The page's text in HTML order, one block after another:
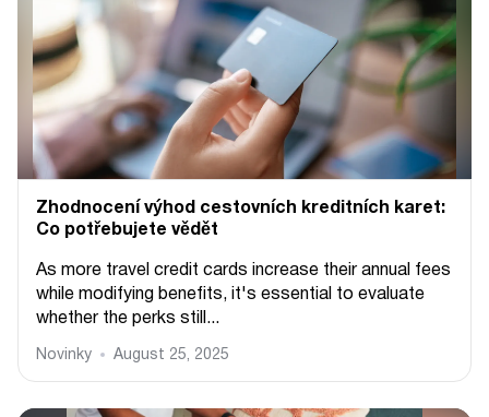
Zhodnocení výhod cestovních kreditních karet:
Co potřebujete vědět
As more travel credit cards increase their annual fees
while modifying benefits, it's essential to evaluate
whether the perks still...
Novinky August 25, 2025